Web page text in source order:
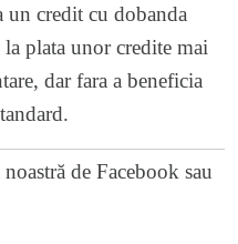
un credit cu dobanda
plata unor credite mai
dar fara a beneficia
de Facebook sau